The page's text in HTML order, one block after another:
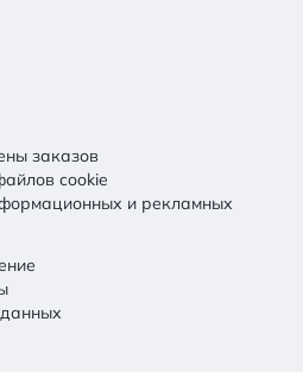
заказов
cookie
и рекламных